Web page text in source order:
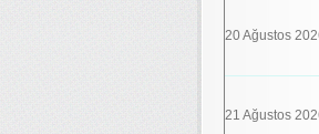
20 Ağustos
21 Ağustos